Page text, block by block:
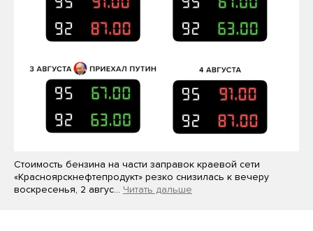
Стоимость бензина на части заправок краевой сети
«Красноярскнефтепродукт» резко снизилась к вечеру
воскресенья, 2 авгус… Читать дальше